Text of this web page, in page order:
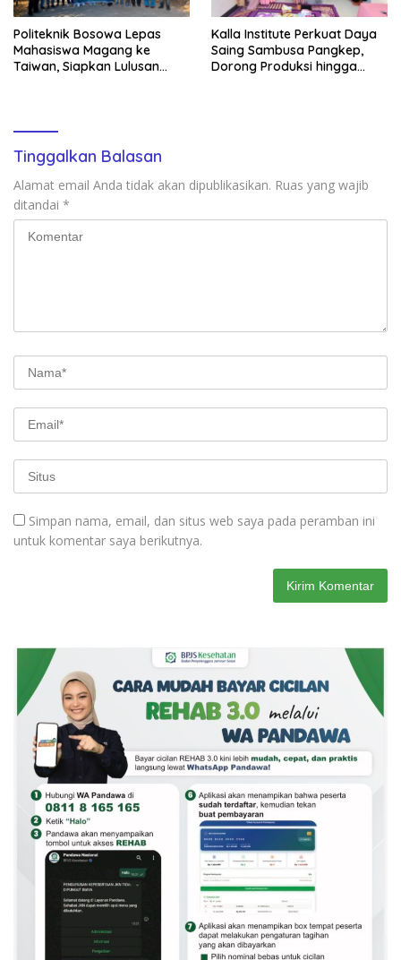
Politeknik Bosowa Lepas
Mahasiswa Magang ke
Taiwan, Siapkan Lulusan
Kalla Institute Perkuat Daya
Saing Sambusa Pangkep,
Dorong Produksi hingga
Tinggalkan Balasan
Alamat email Anda tidak akan dipublikasikan. Ruas yang wajib
ditandai *
Simpan nama, email, dan situs web saya pada peramban ini
untuk komentar saya berikutnya.